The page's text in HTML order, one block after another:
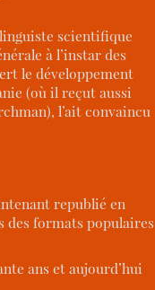
scientifique
à l’instar des
le développement
(où il reçut aussi
l’ait convaincu
republié en
des formats populaires
ans et aujourd’hui